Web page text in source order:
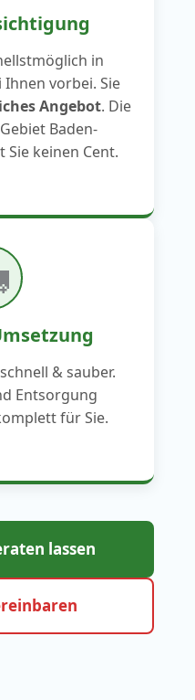
in
vorbei. Sie
Angebot. Die
Baden-
keinen Cent.
& sauber.
Entsorgung
für Sie.
lassen